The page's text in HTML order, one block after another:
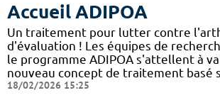
Accueil ADIPOA
Un traitement pour lutter contre
d'évaluation ! Les équipes de
le programme ADIPOA s'attellent à
nouveau concept de traitement basé
18/02/2026 15:25